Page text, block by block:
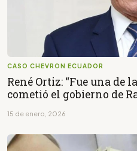
CASO CHEVRON ECUADOR
René Ortiz: “Fue una de
cometió el gobierno de
15 de enero, 2026